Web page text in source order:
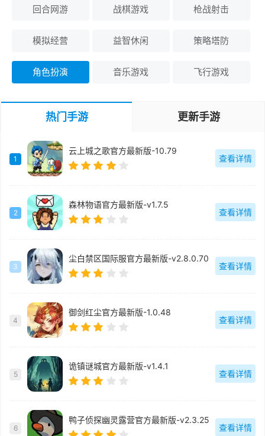
回合网游 战棋游戏 枪战射击
模拟经营 益智休闲 策略塔防
角色扮演 音乐游戏 飞行游戏
热门手游 更新手游
1
云上城之歌官方最新版-10.79
查看详情
2
森林物语官方最新版-v1.7.5
查看详情
3
尘白禁区国际服官方最新版-v2.8.0.70
查看详情
4
御剑红尘官方最新版-1.0.48
查看详情
5
诡镇谜城官方最新版-v1.4.1
查看详情
6
鸭子侦探幽灵露营官方最新版-v2.3.25
查看详情